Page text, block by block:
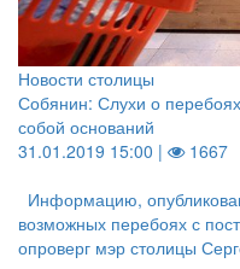
Новости столицы
Собянин: Слухи о
собой оснований
31.01.2019 15:00 |
1667
Информацию,
возможных перебоях с
опроверг мэр столицы